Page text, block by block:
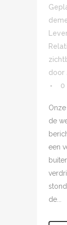
door
0
de
een
de...